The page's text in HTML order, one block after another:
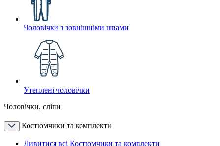
Чоловічки з зовнішніми швами
Утеплені чоловічки
Чоловічки, сліпи
Костюмчики та комплекти
Дивитися всі Костюмчики та комплекти